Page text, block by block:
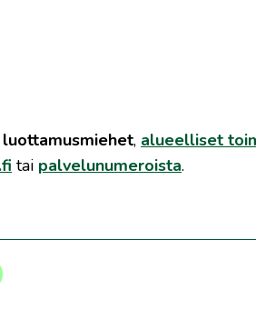
, alueelliset
tai palvelunumeroista.